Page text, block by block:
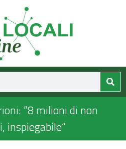
“8 milioni di non
inspiegabile”